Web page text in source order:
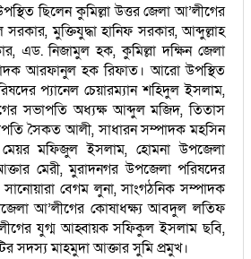
ছিলেন কুমিল্লা উত্তর জেলা আ’লীগের
মুক্তিযুদ্ধা হানিফ সরকার, আব্দুল্লাহ
এড. নিজামুল হক, কুমিল্লা দক্ষিন জেলা
আরফানুল হক রিফাত। আরো উপস্থিত
প্যানেল চেয়ারম্যান শহিদুল ইসলাম,
সভাপতি অধ্যক্ষ আব্দুল মজিদ, তিতাস
সৈকত আলী, সাধারন সম্পাদক মহসিন
মেয়র মফিজুল ইসলাম, হোমনা উপজেলা
মেরী, মুরাদনগর উপজেলা পরিষদের
সানোয়ারা বেগম লুনা, সাংগঠনিক সম্পাদক
আ’লীগের কোষাধক্ষ্য আবদুল লতিফ
যুগ্ম আহ্বায়ক সফিকুল ইসলাম ছবি,
সদস্য মাহমুদা আক্তার সুমি প্রমুখ।